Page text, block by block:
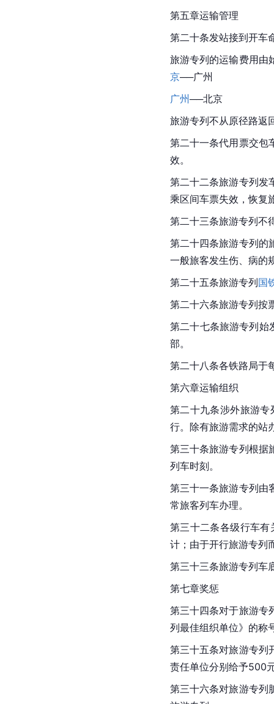
第五章运输管理
第二十条发站接到开车
旅游专列的运输费用由
京──广州
广州──北京
旅游专列不从原径路返
第二十一条代用票交包
效。
第二十二条旅游专列发
乘区间车票失效，恢复
第二十三条旅游专列不
第二十四条旅游专列的
一般旅客发生伤、病的
第二十五条旅游专列国
第二十六条旅游专列按
第二十七条旅游专列始
部。
第二十八条各铁路局于
第六章运输组织
第二十九条涉外旅游
行。除有旅游需求的站
第三十条旅游专列根据
列车时刻。
第三十一条旅游专列由
常旅客列车办理。
第三十二条各级行车
计；由于开行旅游专列
第三十三条旅游专列车
第七章奖惩
第三十四条对于旅游专
列最佳组织单位》的称
第三十五条对旅游专列
责任单位分别给予500
第三十六条对旅游专列